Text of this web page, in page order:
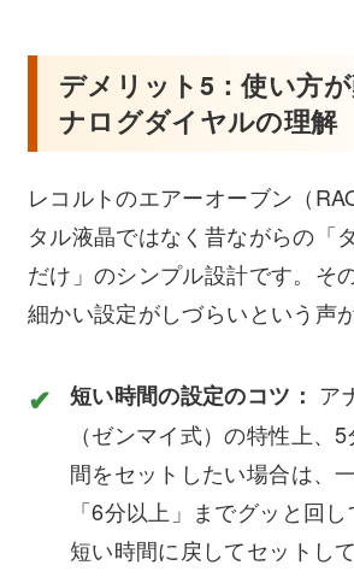
デメリット5：使い方
ナログダイヤルの理解
レコルトのエアーオーブン（
タル液晶ではなく昔ながらの「
だけ」のシンプル設計です。そ
細かい設定がしづらいという声
短い時間の設定のコツ： ア
（ゼンマイ式）の特性上、
間をセットしたい場合は、
「6分以上」までグッと回
短い時間に戻してセットし